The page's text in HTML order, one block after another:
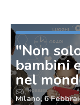
"Non
bambini
nel
Milano, 6